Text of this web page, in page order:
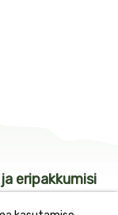
eripakkumisi